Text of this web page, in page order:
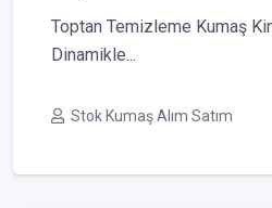
Toptan Temizleme Kumaş
Dinamikle...
Stok Kumaş Alım Satım